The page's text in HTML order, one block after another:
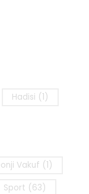
Hadisi (1)
Vakuf (1)
Sport (63)